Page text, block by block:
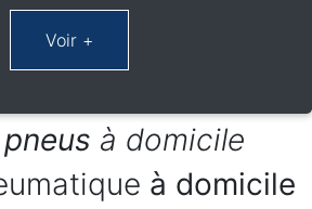
pneus à domicile
à domicile